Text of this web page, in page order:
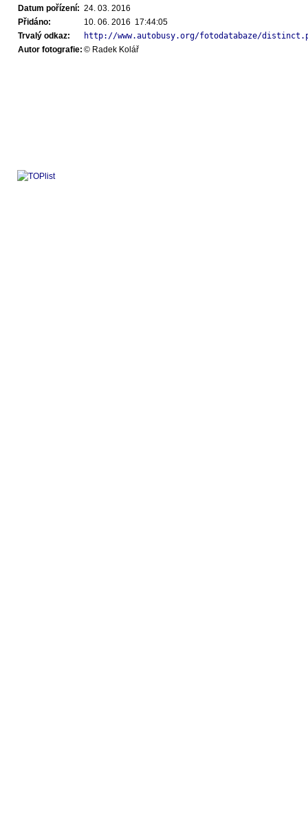
Datum pořízení: 24. 03. 2016
Přidáno:
10. 06. 2016 17:44:05
Trvalý odkaz:
http://www.autobusy.org/fotodatabaze/
Autor fotografie: © Radek Kolář